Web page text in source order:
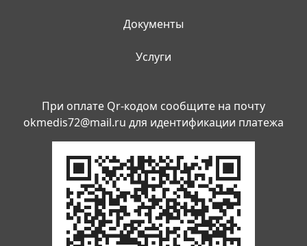
Документы
Услуги
При оплате Qr-кодом сообщите на почту
okmedis72@mail.ru для идентификации платежа